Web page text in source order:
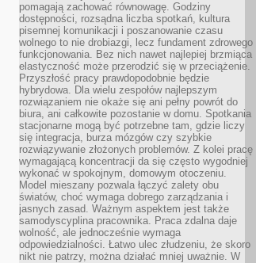
pomagają zachować równowagę. Godziny
dostępności, rozsądna liczba spotkań, kultura
pisemnej komunikacji i poszanowanie czasu
wolnego to nie drobiazgi, lecz fundament zdrowego
funkcjonowania. Bez nich nawet najlepiej brzmiąca
elastyczność może przerodzić się w przeciążenie.
Przyszłość pracy prawdopodobnie będzie
hybrydowa. Dla wielu zespołów najlepszym
rozwiązaniem nie okaże się ani pełny powrót do
biura, ani całkowite pozostanie w domu. Spotkania
stacjonarne mogą być potrzebne tam, gdzie liczy
się integracja, burza mózgów czy szybkie
rozwiązywanie złożonych problemów. Z kolei pracę
wymagającą koncentracji da się często wygodniej
wykonać w spokojnym, domowym otoczeniu.
Model mieszany pozwala łączyć zalety obu
światów, choć wymaga dobrego zarządzania i
jasnych zasad. Ważnym aspektem jest także
samodyscyplina pracownika. Praca zdalna daje
wolność, ale jednocześnie wymaga
odpowiedzialności. Łatwo ulec złudzeniu, że skoro
nikt nie patrzy, można działać mniej uważnie. W